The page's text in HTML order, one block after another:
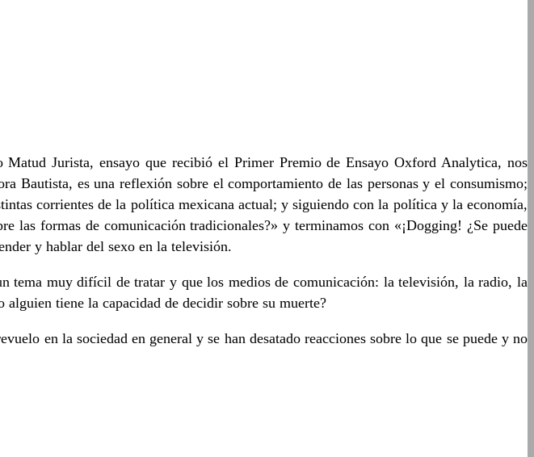
Jurista, ensayo que recibió el Primer Premio de Ensayo Oxford Analytica, nos
es una reflexión sobre el comportamiento de las personas y el consumismo;
corrientes de la política mexicana actual; y siguiendo con la política y la economía,
formas de comunicación tradicionales?» y terminamos con «¡Dogging! ¿Se puede
y hablar del sexo en la televisión.
tema muy difícil de tratar y que los medios de comunicación: la televisión, la radio, la
tiene la capacidad de decidir sobre su muerte?
en la sociedad en general y se han desatado reacciones sobre lo que se puede y no